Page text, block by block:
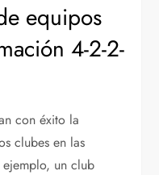
equipos
4-2-2-
con éxito la
clubes en las
un club